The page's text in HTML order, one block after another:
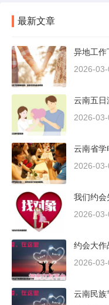
最新文章
异地工作
2026-
云南五日
2026-
云南省
2026-
我们约会
2026-
约会大作
2026-
云南民族